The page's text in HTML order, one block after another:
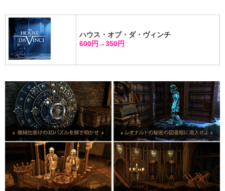
ハウス・オブ・ダ・ヴィンチ
600円→350円